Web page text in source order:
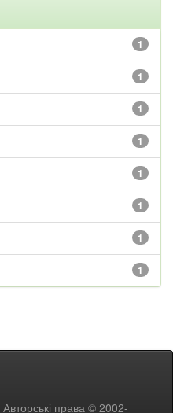
1
1
1
1
1
1
1
1
Авторські права © 2002-